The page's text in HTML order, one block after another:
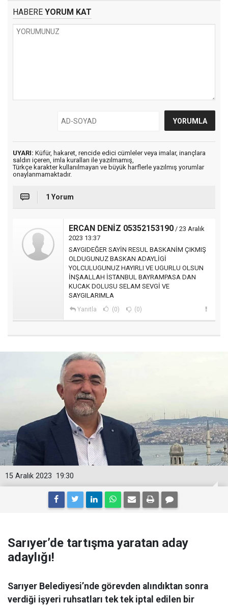
HABERE YORUM KAT
UYARI: Küfür, hakaret, rencide edici cümleler veya imalar, inançlara
saldırı içeren, imla kuralları ile yazılmamış,
Türkçe karakter kullanılmayan ve büyük harflerle yazılmış yorumlar
onaylanmamaktadır.
1 Yorum
ERCAN DENİZ 05352153190 / 23 Aralık
2023 13:37
SAYGIDEĞER SAYİN RESUL BASKANİM ÇIKMIŞ
OLDUGUNUZ BASKAN ADAYLİGİ
YOLCULUGUNUZ HAYIRLI VE UGURLU OLSUN
İNŞAALLAH İSTANBUL BAYRAMPASA DAN
KUCAK DOLUSU SELAM SEVGİ VE
SAYGILARIMLA
Yanıtla (0) (0)
19:30
15 Aralık 2023
Sarıyer’de tartışma yaratan aday
adaylığı!
Sarıyer Belediyesi’nde görevden alındıktan sonra
verdiği işyeri ruhsatları tek tek iptal edilen bir